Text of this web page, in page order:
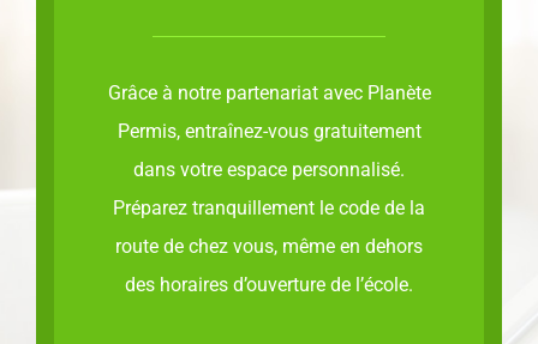
Grâce à notre partenariat avec Planète
Permis, entraînez-vous gratuitement
dans votre espace personnalisé.
Préparez tranquillement le code de la
route de chez vous, même en dehors
des horaires d’ouverture de l’école.